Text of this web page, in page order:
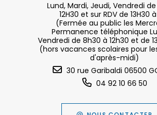
Lund, Mardi, Jeudi, Vendredi
12H30 et sur RDV de 13H30 à
(Fermée au public les
Permanence téléphonique
Vendredi de 8h30 à 12h30 et de
(hors vacances scolaires pour
d'après-midi)
30 rue Garibaldi 06500
04 92 10 66 50